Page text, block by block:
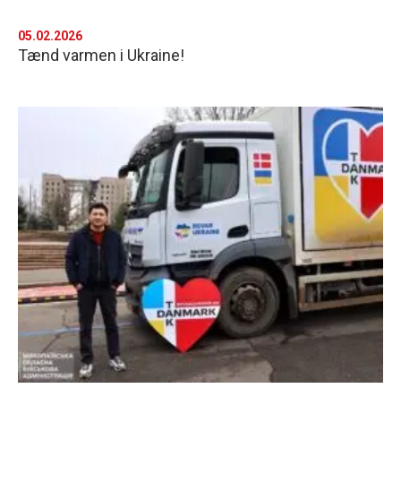
Tænd varmen i Ukraine!
05.02.2026